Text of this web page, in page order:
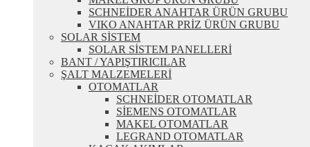
SCHNEİDER ANAHTAR ÜRÜN GRUBU
VIKO ANAHTAR PRİZ ÜRÜN GRUBU
SOLAR SİSTEM
SOLAR SİSTEM PANELLERİ
BANT / YAPIŞTIRICILAR
ŞALT MALZEMELERİ
OTOMATLAR
SCHNEİDER OTOMATLAR
SİEMENS OTOMATLAR
MAKEL OTOMATLAR
LEGRAND OTOMATLAR